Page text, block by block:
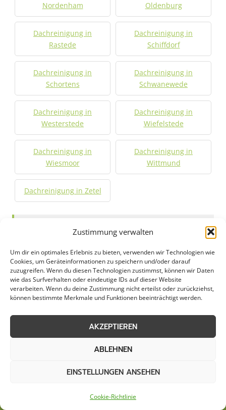
Zustimmung verwalten
Um dir ein optimales Erlebnis zu bieten, verwenden wir Technologien wie
Cookies, um Geräteinformationen zu speichern und/oder darauf
zuzugreifen. Wenn du diesen Technologien zustimmst, können wir Daten
wie das Surfverhalten oder eindeutige IDs auf dieser Website
verarbeiten. Wenn du deine Zustimmung nicht erteilst oder zurückziehst,
können bestimmte Merkmale und Funktionen beeinträchtigt werden.
AKZEPTIEREN
ABLEHNEN
EINSTELLUNGEN ANSEHEN
Cookie-Richtlinie
Nordenham
Oldenburg
Dachreinigung in
Rastede
Dachreinigung in
Schiffdorf
Dachreinigung in
Schortens
Dachreinigung in
Schwanewede
Dachreinigung in
Westerstede
Dachreinigung in
Wiefelstede
Dachreinigung in
Wiesmoor
Dachreinigung in
Wittmund
Dachreinigung in Zetel
Jetzt Anfrage stellen
Zum Formular